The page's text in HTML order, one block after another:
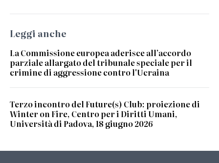
Leggi anche
La Commissione europea aderisce all’accordo
parziale allargato del tribunale speciale per il
crimine di aggressione contro l'Ucraina
Terzo incontro del Future(s) Club: proiezione di
Winter on Fire, Centro per i Diritti Umani,
Università di Padova, 18 giugno 2026